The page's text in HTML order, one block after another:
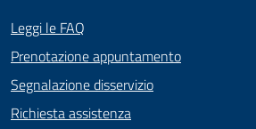
Leggi le FAQ
Prenotazione appuntamento
Segnalazione disservizio
Richiesta assistenza